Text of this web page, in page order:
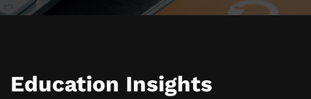
Education Insights